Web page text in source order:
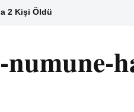
2 Kişi Öldü